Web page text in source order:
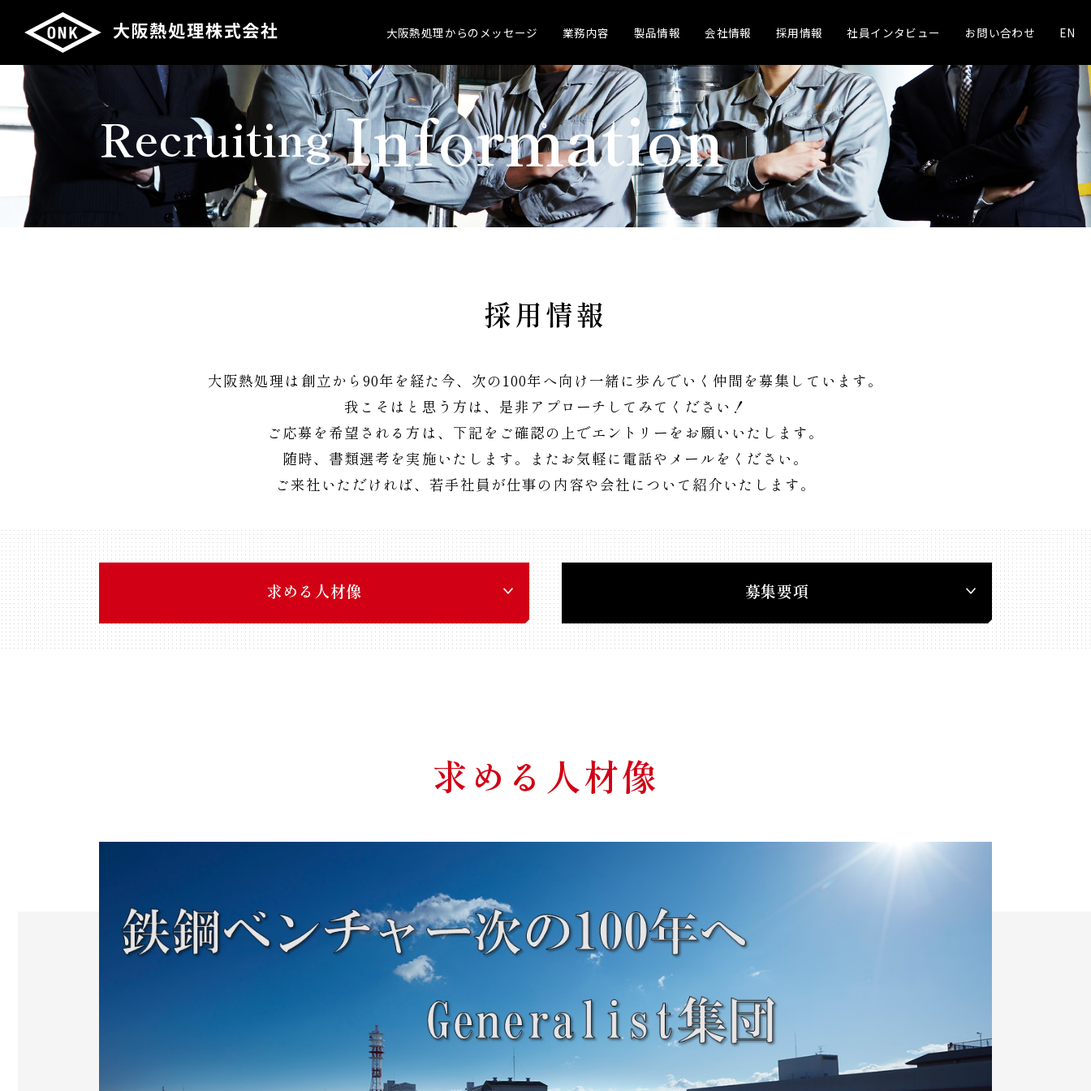
大阪熱処理からのメッセージ 業務内容 製品情報 会社情報 採用情報 社員インタビュー お問い合わせ EN
RecruitingInformation
採用情報
大阪熱処理は創立から90年を経た今、 次の100年へ向け一緒に歩んでいく 仲間を募集しています。
我こそはと思う方は、 是非アプローチしてみてください！
ご応募を希望される方は、下記をご確認の上でエントリーをお願いいたします。
随時、書類選考を実施いたします。
またお気軽に電話やメールをください。
ご来社いただければ、 若手社員が仕事の内容や会社について 紹介いたします。
求める人材像 募集要項
求める人材像